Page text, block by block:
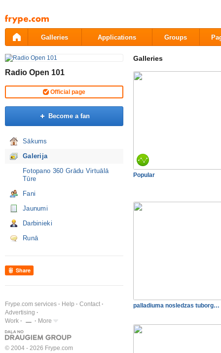
Pāriet
uz
saturu
Galleries Applications Groups
Radio Open 101
Official page
Become a fan
Sākums
Galerija
Fotopano 360 Grādu Virtuālā
Tūre
Fani
Jaunumi
Darbinieki
Runā
Share
Frype.com services Help
Contact
Advertising
Work
More
© 2004 - 2026 Frype.com
Galleries
Popular
palladiuma nosledzas tuborg…